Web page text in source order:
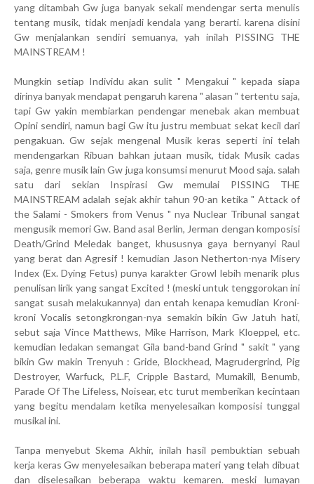
yang ditambah Gw juga banyak sekali mendengar serta menulis
tentang musik, tidak menjadi kendala yang berarti. karena disini
Gw menjalankan sendiri semuanya, yah inilah PISSING THE
MAINSTREAM !
Mungkin setiap Individu akan sulit " Mengakui " kepada siapa
dirinya banyak mendapat pengaruh karena " alasan " tertentu saja,
tapi Gw yakin membiarkan pendengar menebak akan membuat
Opini sendiri, namun bagi Gw itu justru membuat sekat kecil dari
pengakuan. Gw sejak mengenal Musik keras seperti ini telah
mendengarkan Ribuan bahkan jutaan musik, tidak Musik cadas
saja, genre musik lain Gw juga konsumsi menurut Mood saja. salah
satu dari sekian Inspirasi Gw memulai PISSING THE
MAINSTREAM adalah sejak akhir tahun 90-an ketika " Attack of
the Salami - Smokers from Venus " nya Nuclear Tribunal sangat
mengusik memori Gw. Band asal Berlin, Jerman dengan komposisi
Death/Grind Meledak banget, khususnya gaya bernyanyi Raul
yang berat dan Agresif ! kemudian Jason Netherton-nya Misery
Index (Ex. Dying Fetus) punya karakter Growl lebih menarik plus
penulisan lirik yang sangat Excited ! (meski untuk tenggorokan ini
sangat susah melakukannya) dan entah kenapa kemudian Kroni-
kroni Vocalis setongkrongan-nya semakin bikin Gw Jatuh hati,
sebut saja Vince Matthews, Mike Harrison, Mark Kloeppel, etc.
kemudian ledakan semangat Gila band-band Grind " sakit " yang
bikin Gw makin Trenyuh : Gride, Blockhead, Magrudergrind, Pig
Destroyer, Warfuck, P.L.F, Cripple Bastard, Mumakill, Benumb,
Parade Of The Lifeless, Noisear, etc turut memberikan kecintaan
yang begitu mendalam ketika menyelesaikan komposisi tunggal
musikal ini.
Tanpa menyebut Skema Akhir, inilah hasil pembuktian sebuah
kerja keras Gw menyelesaikan beberapa materi yang telah dibuat
dan diselesaikan beberapa waktu kemaren. meski lumayan